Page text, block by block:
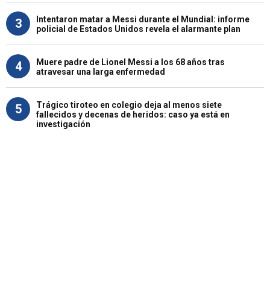
3
Intentaron matar a Messi durante el Mundial: informe
policial de Estados Unidos revela el alarmante plan
4
Muere padre de Lionel Messi a los 68 años tras
atravesar una larga enfermedad
5
Trágico tiroteo en colegio deja al menos siete
fallecidos y decenas de heridos: caso ya está en
investigación